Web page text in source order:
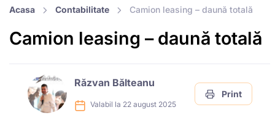
Acasa Contabilitate Camion leasing – daună totală
Camion leasing – daună totală
Răzvan Bălteanu
Valabil la 22 august 2025
Print